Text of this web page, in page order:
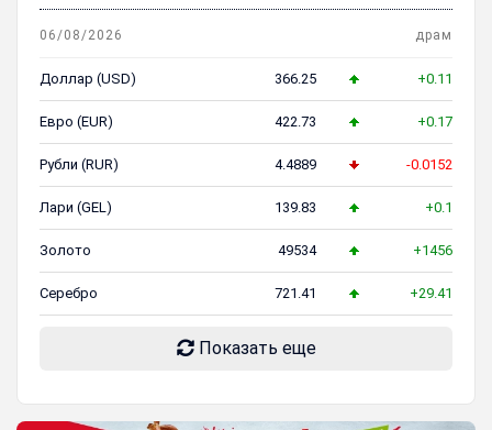
06/08/2026 драм
Доллар (USD) 366.25 +0.11
Евро (EUR) 422.73 +0.17
Рубли (RUR) 4.4889 -0.0152
Лари (GEL) 139.83 +0.1
Золото 49534 +1456
Серебро 721.41 +29.41
Показать еще